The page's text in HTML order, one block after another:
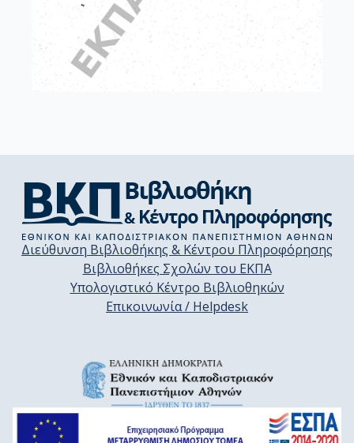
Διεύθυνση Βιβλιοθήκης & Κέντρου Πληροφόρησης
Βιβλιοθήκες Σχολών του ΕΚΠΑ
Υπολογιστικό Κέντρο Βιβλιοθηκών
Επικοινωνία / Helpdesk